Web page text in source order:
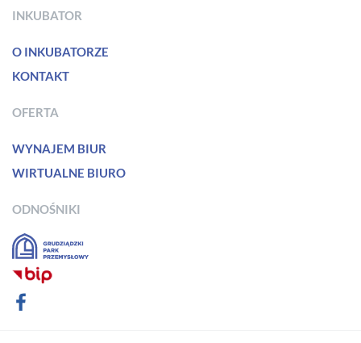
INKUBATOR
O INKUBATORZE
KONTAKT
OFERTA
WYNAJEM BIUR
WIRTUALNE BIURO
ODNOŚNIKI